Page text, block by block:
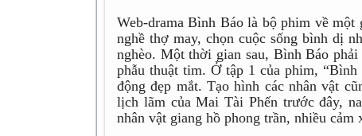
Web-drama Bình Báo là bộ phim về
nghề thợ may, chọn cuộc sống bình dị
nghèo. Một thời gian sau, Bình Báo
phẫu thuật tim. Ở tập 1 của phim,
động đẹp mắt. Tạo hình các nhân vật
lịch lãm của Mai Tài Phến trước đây,
nhân vật giang hồ phong trần, nhiều cảm